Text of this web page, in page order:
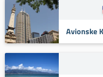
Avionske